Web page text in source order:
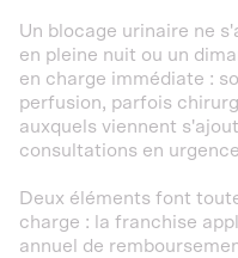
Un blocage urinaire ne
en pleine nuit ou un
en charge immédiate :
perfusion, parfois
auxquels viennent
consultations en
Deux éléments font
charge : la franchise
annuel de